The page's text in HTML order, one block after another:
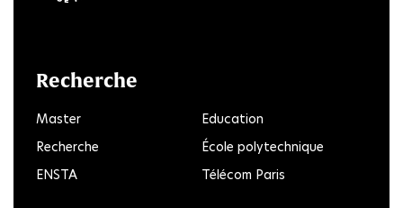
Recherche
Master
Education
Recherche
École polytechnique
ENSTA
Télécom Paris